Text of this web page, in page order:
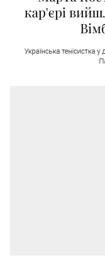
кар'єрі
Українська тенісистка